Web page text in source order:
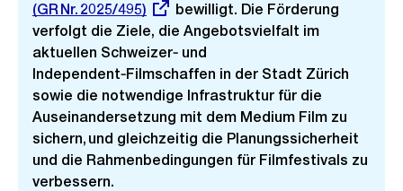
Link:
(GR Nr. 2025/495)
bewilligt. Die Förderung
verfolgt die Ziele, die Angebotsvielfalt im
aktuellen Schweizer‑ und
Independent‑Filmschaffen in der Stadt Zürich
sowie die notwendige Infrastruktur für die
Auseinandersetzung mit dem Medium Film zu
sichern, und gleichzeitig die Planungssicherheit
und die Rahmenbedingungen für Filmfestivals zu
verbessern.